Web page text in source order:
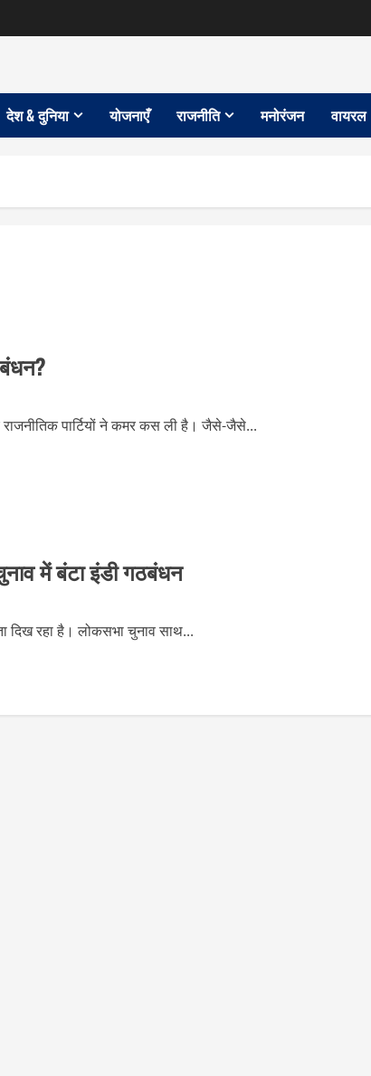
देश & दुनिया योजनाएँ राजनीति मनोरंजन वायरल
पार्टियों ने कमर कस ली है। जैसे-जैसे...
में बंटा इंडी गठबंधन
दिख रहा है। लोकसभा चुनाव साथ...